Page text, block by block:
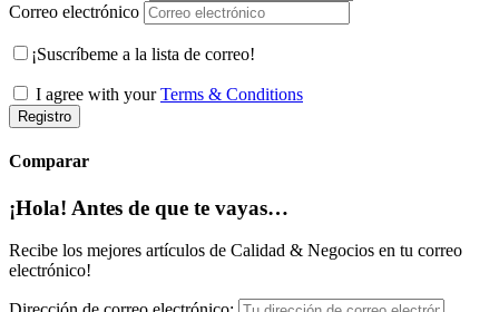
Correo electrónico
¡Suscríbeme a la lista de correo!
I agree with yourTerms & Conditions
Registro
Comparar
¡Hola! Antes de que te vayas…
Recibe los mejores artículos de Calidad & Negocios en tu correo
electrónico!